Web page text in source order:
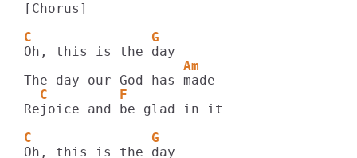
[Chorus]
C               G
                    Am
  C         F
Rejoice and be glad in it
C               G